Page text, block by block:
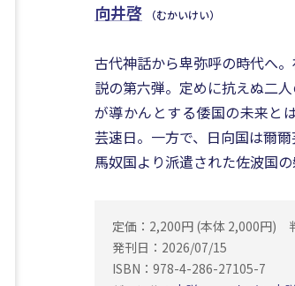
向井啓 （むかいけい）
古代神話から卑弥呼の時代へ
説の第六弾。定めに抗えぬ二
が導かんとする倭国の未来と
芸速日。一方で、日向国は爾
馬奴国より派遣された佐波国
定価：2,200円 (本体 2,000円)
発刊日：2026/07/15
ISBN：978-4-286-27105-7